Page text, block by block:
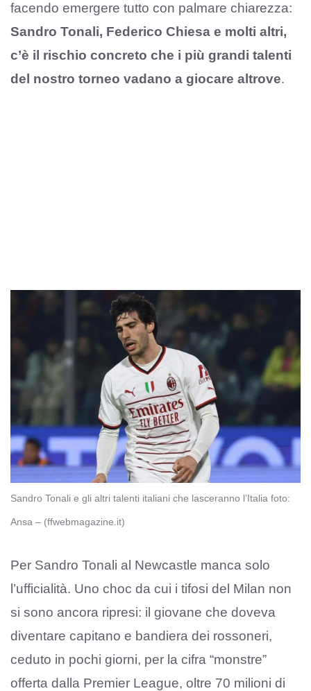
facendo emergere tutto con palmare chiarezza:
Sandro Tonali, Federico Chiesa e molti altri,
c’è il rischio concreto che i più grandi talenti
del nostro torneo vadano a giocare altrove.
Sandro Tonali e gli altri talenti italiani che lasceranno l’Italia foto:
Ansa – (ffwebmagazine.it)
Per Sandro Tonali al Newcastle manca solo
l’ufficialità. Uno choc da cui i tifosi del Milan non
si sono ancora ripresi: il giovane che doveva
diventare capitano e bandiera dei rossoneri,
ceduto in pochi giorni, per la cifra “monstre”
offerta dalla Premier League, oltre 70 milioni di